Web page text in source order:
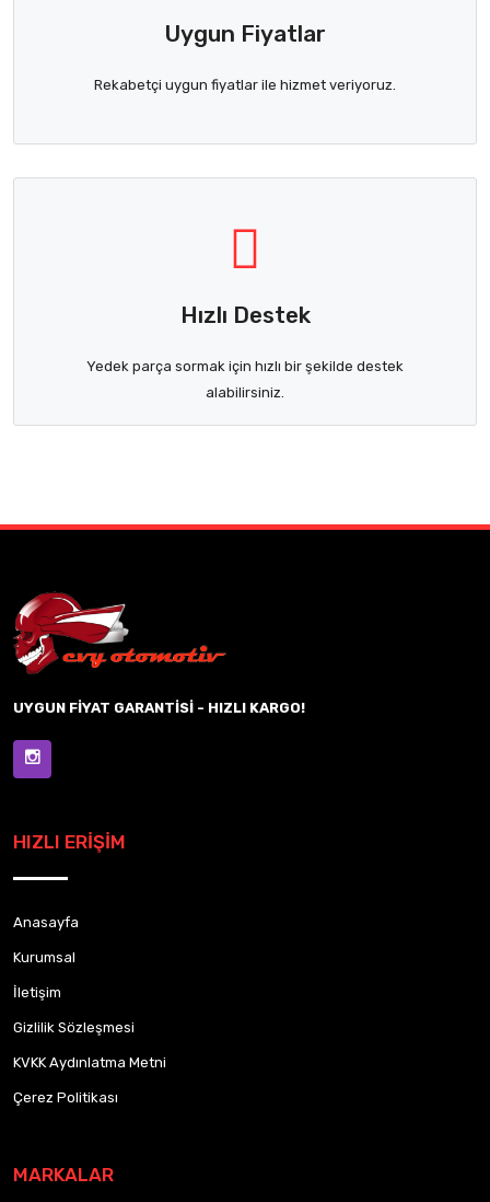
Uygun Fiyatlar
Rekabetçi uygun fiyatlar ile hizmet veriyoruz.
Hızlı Destek
Yedek parça sormak için hızlı bir şekilde destek
alabilirsiniz.
UYGUN FİYAT GARANTİSİ - HIZLI KARGO!
HIZLI ERİŞİM
Anasayfa
Kurumsal
İletişim
Gizlilik Sözleşmesi
KVKK Aydınlatma Metni
Çerez Politikası
MARKALAR